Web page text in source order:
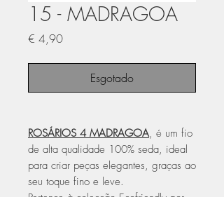
15 - MADRAGOA
€ 4,90Preço
Esgotado
ROSÁRIOS 4 MADRAGOA, é um fio
de alta qualidade 100% seda, ideal
para criar peças elegantes, graças ao
seu toque fino e leve.